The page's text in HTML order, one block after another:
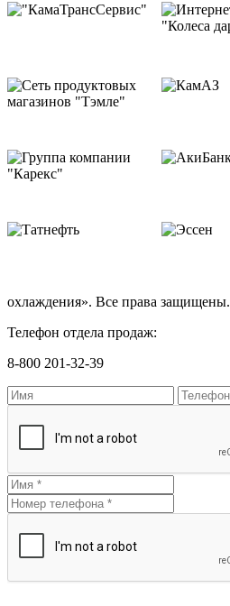
охлаждения». Все права защищены.
Телефон отдела продаж:
8-800 201-32-39